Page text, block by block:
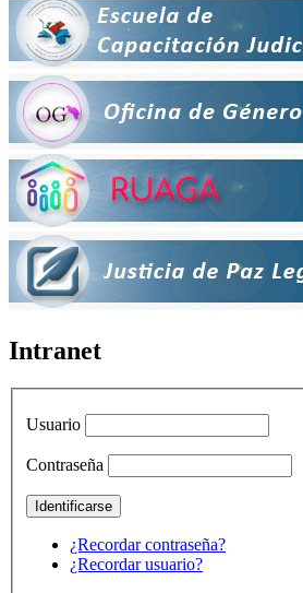
Intranet
Usuario
Contraseña
¿Recordar contraseña?
¿Recordar usuario?